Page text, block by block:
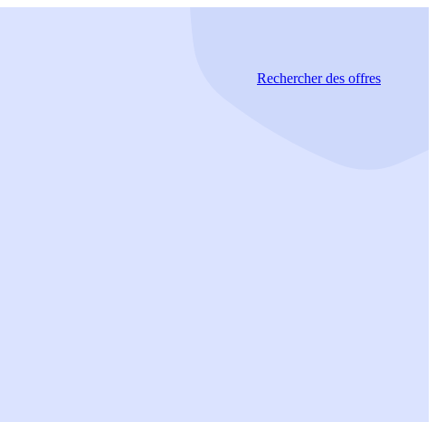
Rechercherdes offres